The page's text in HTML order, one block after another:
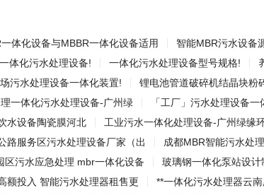
体化设备与MBBR一体化设备适用
智能MBR污水设备
体化污水处理设备! 一体化污水处理设备型号规格!
污水处理设备一体化装置!
锂电池管道破碎机结晶块粉
一体化污水处理设备-广州绿
「工厂」污水处理设备
水设备陶瓷膜河北
工业污水一体化处理设备-广州绿缘
路服务区污水处理设备厂家（出
成都MBR智能污水处
区污水应急处理 mbr一体化设备
玻璃钢一体化泵站设
额投入 智能污水处理器租售更
**一体化污水处理器云